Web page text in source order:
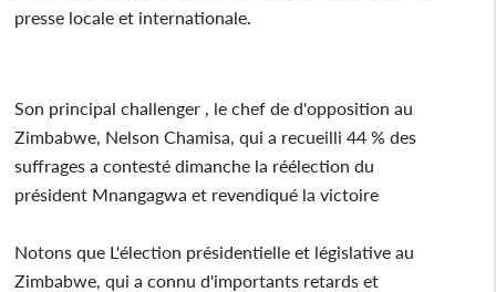
presse locale et internationale.
Son principal challenger , le chef de d'opposition au
Zimbabwe, Nelson Chamisa, qui a recueilli 44 % des
suffrages a contesté dimanche la réélection du
président Mnangagwa et revendiqué la victoire
Notons que L'élection présidentielle et législative au
Zimbabwe, qui a connu d'importants retards et